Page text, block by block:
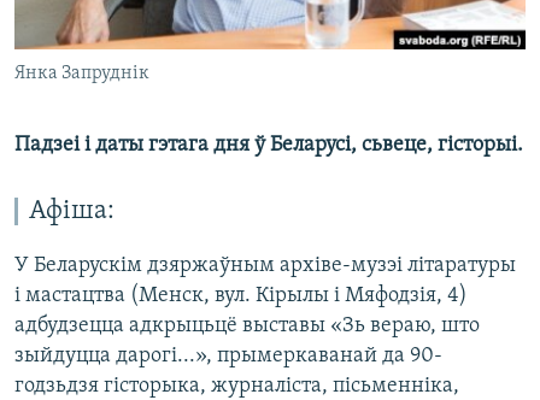
Янка Запруднік
Падзеі і даты гэтага дня ў Беларусі, сьвеце, гісторыі.
Афіша:
У Беларускім дзяржаўным архіве-музэі літаратуры
і мастацтва (Менск, вул. Кірылы і Мяфодзія, 4)
адбудзецца адкрыцьцё выставы «Зь вераю, што
зыйдуцца дарогі...», прымеркаванай да 90-
годзьдзя гісторыка, журналіста, пісьменніка,